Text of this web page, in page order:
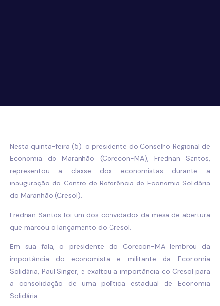
Nesta quinta-feira (5), o presidente do Conselho Regional de
Economia do Maranhão (Corecon-MA), Frednan Santos,
representou a classe dos economistas durante a
inauguração do Centro de Referência de Economia Solidária
do Maranhão (Cresol).
Frednan Santos foi um dos convidados da mesa de abertura
que marcou o lançamento do Cresol.
Em sua fala, o presidente do Corecon-MA lembrou da
importância do economista e militante da Economia
Solidária, Paul Singer, e exaltou a importância do Cresol para
a consolidação de uma política estadual de Economia
Solidária.